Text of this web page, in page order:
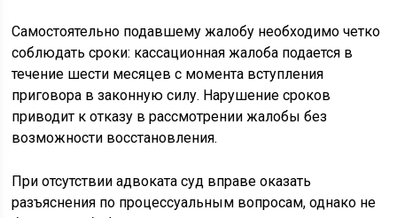
Самостоятельно подавшему жалобу необходимо четко
соблюдать сроки: кассационная жалоба подается в
течение шести месяцев с момента вступления
приговора в законную силу. Нарушение сроков
приводит к отказу в рассмотрении жалобы без
возможности восстановления.
При отсутствии адвоката суд вправе оказать
разъяснения по процессуальным вопросам, однако не